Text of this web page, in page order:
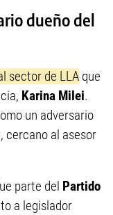
dueño del
sector de LLA que
Karina Milei.
un adversario
cercano al asesor
parte del Partido
a legislador